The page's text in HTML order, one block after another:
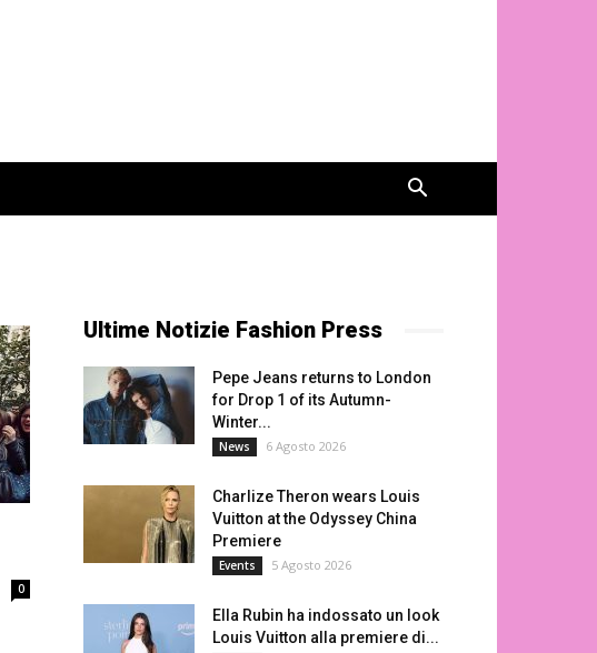
0
Ultime Notizie Fashion Press
Pepe Jeans returns to London
for Drop 1 of its Autumn-
Winter...
News 6 Agosto 2026
Charlize Theron wears Louis
Vuitton at the Odyssey China
Premiere
Events 5 Agosto 2026
Ella Rubin ha indossato un look
Louis Vuitton alla premiere di...